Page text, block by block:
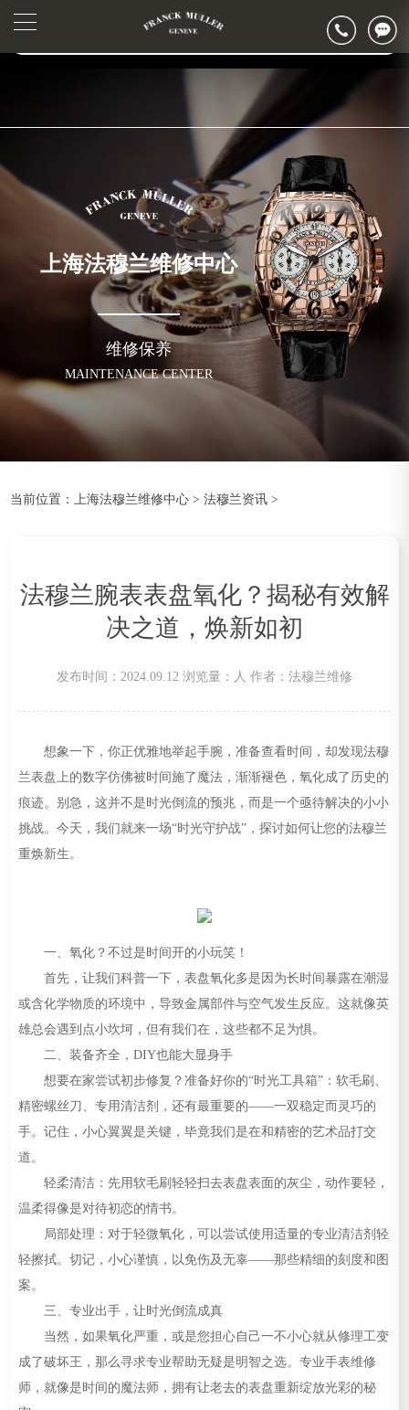
▲
▼
2026年6月法穆兰上海市售后服务网络优化升级公告
2026年6月上海市法穆兰官方售后客户服务热线：400-006-0073
节假日正常营业！
上海法穆兰维修中心
维修保养
MAINTENANCE CENTER
当前位置： 上海法穆兰维修中心 >法穆兰资讯 >
法穆兰腕表表盘氧化？揭秘有效解
决之道，焕新如初
发布时间：2024.09.12 浏览量： 人 作者：法穆兰维修
想象一下，你正优雅地举起手腕，准备查看时间，却发现法穆
兰表盘上的数字仿佛被时间施了魔法，渐渐褪色，氧化成了历史的
痕迹。别急，这并不是时光倒流的预兆，而是一个亟待解决的小小
挑战。今天，我们就来一场“时光守护战”，探讨如何让您的法穆兰
重焕新生。
一、氧化？不过是时间开的小玩笑！
首先，让我们科普一下，表盘氧化多是因为长时间暴露在潮湿
或含化学物质的环境中，导致金属部件与空气发生反应。这就像英
雄总会遇到点小坎坷，但有我们在，这些都不足为惧。
二、装备齐全，DIY也能大显身手
想要在家尝试初步修复？准备好你的“时光工具箱”：软毛刷、
精密螺丝刀、专用清洁剂，还有最重要的——一双稳定而灵巧的
手。记住，小心翼翼是关键，毕竟我们是在和精密的艺术品打交
道。
轻柔清洁：先用软毛刷轻轻扫去表盘表面的灰尘，动作要轻，
温柔得像是对待初恋的情书。
局部处理：对于轻微氧化，可以尝试使用适量的专业清洁剂轻
轻擦拭。切记，小心谨慎，以免伤及无辜——那些精细的刻度和图
案。
三、专业出手，让时光倒流成真
当然，如果氧化严重，或是您担心自己一不小心就从修理工变
成了破坏王，那么寻求专业帮助无疑是明智之选。专业手表维修
师，就像是时间的魔法师，拥有让老去的表盘重新绽放光彩的秘